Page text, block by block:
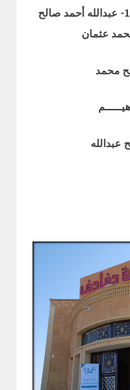
1- عبدالله أحمد صالح